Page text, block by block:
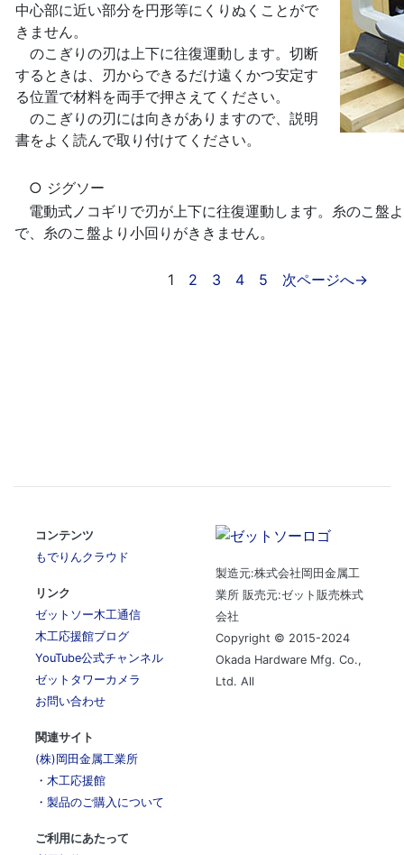
中心部に近い部分を円形等にくりぬくことがで
きません。
のこぎりの刃は上下に往復運動します。切断
するときは、刃からできるだけ遠くかつ安定す
る位置で材料を両手で押さえてください。
のこぎりの刃には向きがありますので、説明
書をよく読んで取り付けてください。
○ ジグソー
電動式ノコギリで刃が上下に往復運動します。糸のこ盤
で、糸のこ盤より小回りがききません。
1 2 3 4 5 次ページへ→
コンテンツ
もでりんクラウド
リンク
ゼットソー木工通信
木工応援館ブログ
YouTube公式チャンネル
ゼットタワーカメラ
お問い合わせ
関連サイト
(株)岡田金属工業所
・木工応援館
・製品のご購入について
ご利用にあたって
製造元:株式会社岡田金属工
業所 販売元:ゼット販売株式
会社
Copyright © 2015-2024
Okada Hardware Mfg. Co.,
Ltd. All